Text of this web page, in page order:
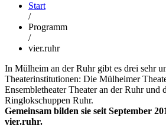
Start
/
Programm
/
vier.ruhr
In Mülheim an der Ruhr gibt es drei sehr
Theaterinstitutionen: Die Mülheimer
Ensembletheater Theater an der Ruhr und
Ringlokschuppen Ruhr.
Gemeinsam bilden sie seit September
vier.ruhr.